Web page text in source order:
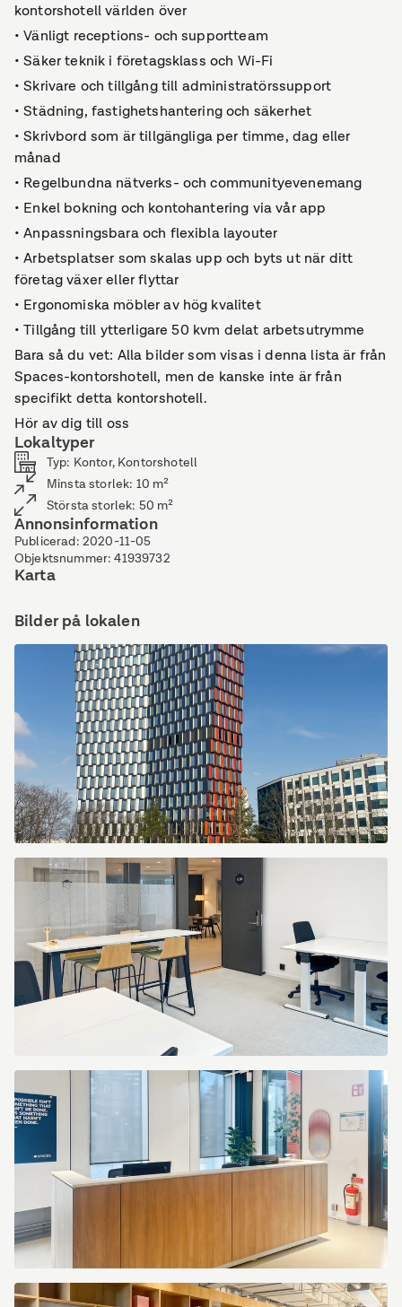
kontorshotell världen över
• Vänligt receptions- och supportteam
• Säker teknik i företagsklass och Wi-Fi
• Skrivare och tillgång till administratörssupport
• Städning, fastighetshantering och säkerhet
• Skrivbord som är tillgängliga per timme, dag eller
månad
• Regelbundna nätverks- och communityevenemang
• Enkel bokning och kontohantering via vår app
• Anpassningsbara och flexibla layouter
• Arbetsplatser som skalas upp och byts ut när ditt
företag växer eller flyttar
• Ergonomiska möbler av hög kvalitet
• Tillgång till ytterligare 50 kvm delat arbetsutrymme
Bara så du vet: Alla bilder som visas i denna lista är från
Spaces-kontorshotell, men de kanske inte är från
specifikt detta kontorshotell.
Hör av dig till oss
Lokaltyper
Typ: Kontor, Kontorshotell
Minsta storlek: 10 m²
Största storlek: 50 m²
Annonsinformation
Publicerad: 2020-11-05
Objektsnummer:41939732
Karta
Bilder på lokalen
Spaces_Stockholm,
Hammarbybacken
27_Sweden_Centre
5204_Building
Exterior
1.jpg
Spaces_Stockholm,
Hammarbybacken
27_Sweden_Centre
2.jpg
Spaces_Stockholm,